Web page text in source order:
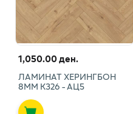
1,050.00 ден.
ЛАМИНАТ ХЕРИНГБОН
8ММ К326 - АЦ5